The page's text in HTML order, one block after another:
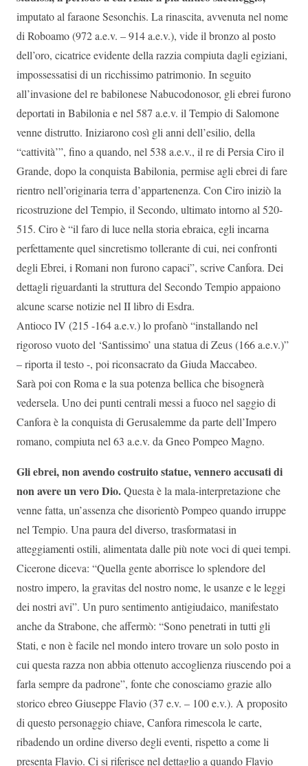
imputato al faraone Sesonchis. La rinascita, avvenuta nel nome
di Roboamo (972 a.e.v. – 914 a.e.v.), vide il bronzo al posto
dell’oro, cicatrice evidente della razzia compiuta dagli egiziani,
impossessatisi di un ricchissimo patrimonio. In seguito
all’invasione del re babilonese Nabucodonosor, gli ebrei furono
deportati in Babilonia e nel 587 a.e.v. il Tempio di Salomone
venne distrutto. Iniziarono così gli anni dell’esilio, della
“cattività’”, fino a quando, nel 538 a.e.v., il re di Persia Ciro il
Grande, dopo la conquista Babilonia, permise agli ebrei di fare
rientro nell’originaria terra d’appartenenza. Con Ciro iniziò la
ricostruzione del Tempio, il Secondo, ultimato intorno al 520-
515. Ciro è “il faro di luce nella storia ebraica, egli incarna
perfettamente quel sincretismo tollerante di cui, nei confronti
degli Ebrei, i Romani non furono capaci”, scrive Canfora. Dei
dettagli riguardanti la struttura del Secondo Tempio appaiono
alcune scarse notizie nel II libro di Esdra.
Antioco IV (215 -164 a.e.v.) lo profanò “installando nel
rigoroso vuoto del ‘Santissimo’ una statua di Zeus (166 a.e.v.)”
– riporta il testo -, poi riconsacrato da Giuda Maccabeo.
Sarà poi con Roma e la sua potenza bellica che bisognerà
vedersela. Uno dei punti centrali messi a fuoco nel saggio di
Canfora è la conquista di Gerusalemme da parte dell’Impero
romano, compiuta nel 63 a.e.v. da Gneo Pompeo Magno.
Gli ebrei, non avendo costruito statue, vennero accusati di
non avere un vero Dio.Questa è la mala-interpretazione che
venne fatta, un’assenza che disorientò Pompeo quando irruppe
nel Tempio. Una paura del diverso, trasformatasi in
atteggiamenti ostili, alimentata dalle più note voci di quei tempi.
Cicerone diceva: “Quella gente aborrisce lo splendore del
nostro impero, la gravitas del nostro nome, le usanze e le leggi
dei nostri avi”. Un puro sentimento antigiudaico, manifestato
anche da Strabone, che affermò: “Sono penetrati in tutti gli
Stati, e non è facile nel mondo intero trovare un solo posto in
cui questa razza non abbia ottenuto accoglienza riuscendo poi a
farla sempre da padrone”, fonte che conosciamo grazie allo
storico ebreo Giuseppe Flavio (37 e.v. – 100 e.v.). A proposito
di questo personaggio chiave, Canfora rimescola le carte,
ribadendo un ordine diverso degli eventi, rispetto a come li
presenta Flavio. Ci si riferisce nel dettaglio a quando Flavio